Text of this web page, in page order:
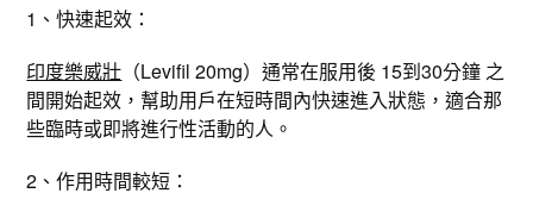
1、快速起效：
印度樂威壯 （Levifil 20mg）通常在服用後 15到30分鐘 之
間開始起效，幫助用戶在短時間內快速進入狀態，適合那
些臨時或即將進行性活動的人。
2、作用時間較短：